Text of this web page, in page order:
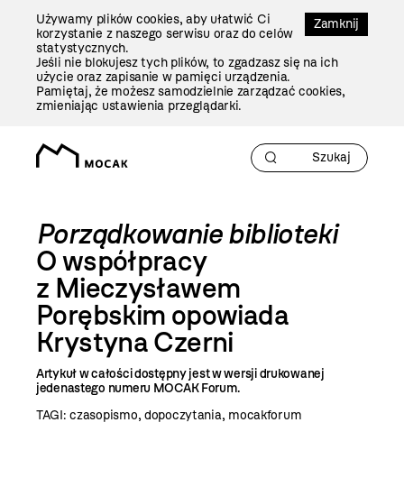
Zamknij
Używamy plików cookies, aby ułatwić Ci
korzystanie z naszego serwisu oraz do celów
statystycznych.
Jeśli nie blokujesz tych plików, to zgadzasz się na ich
użycie oraz zapisanie w pamięci urządzenia.
Pamiętaj, że możesz samodzielnie zarządzać cookies,
zmieniając ustawienia przeglądarki.
Porządkowanie biblioteki
O współpracy
z Mieczysławem
Porębskim opowiada
Krystyna Czerni
Artykuł w całości dostępny jest w wersji drukowanej
jedenastego numeru MOCAK Forum.
TAGI:czasopismo, dopoczytania, mocakforum